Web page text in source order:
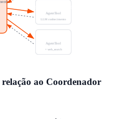
AgentTool
LLM conhecimento
AgentTool
+ web_search
ao Coordenador